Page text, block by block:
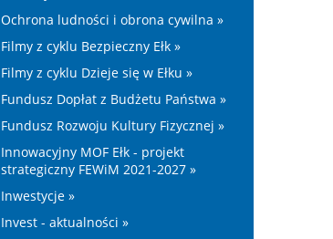
Ochrona ludności i obrona cywilna »
Filmy z cyklu Bezpieczny Ełk »
Filmy z cyklu Dzieje się w Ełku »
Fundusz Dopłat z Budżetu Państwa »
Fundusz Rozwoju Kultury Fizycznej »
Innowacyjny MOF Ełk - projekt
strategiczny FEWiM 2021-2027 »
Inwestycje »
Invest - aktualności »